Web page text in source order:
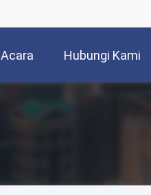
Acara Hubungi Kami